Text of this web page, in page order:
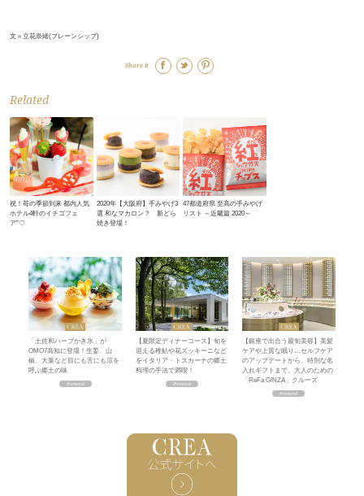
文＝立花奈緒(ブレーンシップ)
Share it
Related
祝！苺の季節到来 都内人気
ホテル4軒のイチゴフェ
ア”♡
2020年【大阪府】手みやげ3
選 和なマカロン？ 新どら
焼き登場！
47都道府県 至高の手みやげ
リスト ～近畿篇 2020～
「土佐和ハーブかき氷」が
OMO7高知に登場！生姜、山
椒、大葉など目にも舌にも涼を
呼ぶ郷土の味
【夏限定ディナーコース】旬を
迎える稚鮎や花ズッキーニなど
をイタリア・トスカーナの郷土
料理の手法で満喫！
【銀座で出合う最旬美容】美髪
ケアや上質な眠り…セルフケア
のアップデートから、特別な名
入れギフトまで。大人のための
「ReFa GINZA」クルーズ